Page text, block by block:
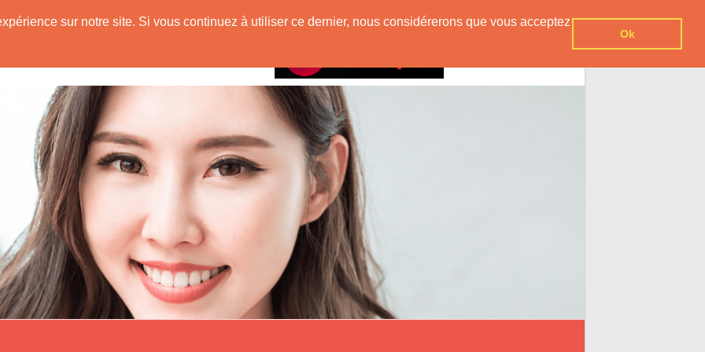
sur notre site. Si vous continuez à utiliser ce dernier, nous considérerons que vous acceptez
Ok
Originaire de Chine !